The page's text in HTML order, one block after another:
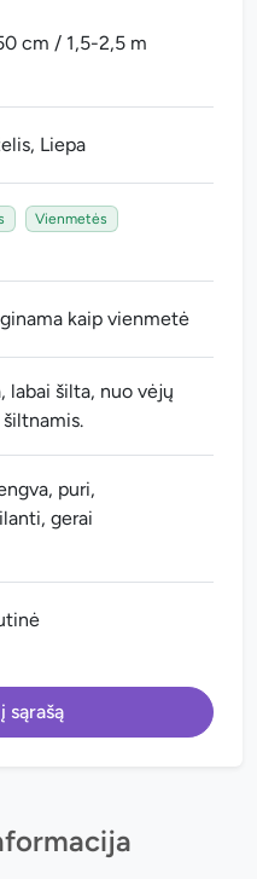
cm / 1,5-2,5 m
Liepa
Vienmetės
kaip vienmetė
labai šilta, nuo vėjų
puri,
gerai
sąrašą